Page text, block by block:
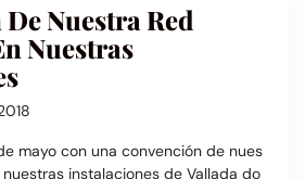
Nuestra Red
Nuestras
mayo con una convención de nues
instalaciones de Vallada do